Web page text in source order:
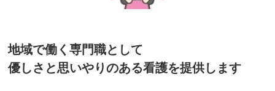
地域で働く専門職として
優しさと思いやりのある看護を提供します